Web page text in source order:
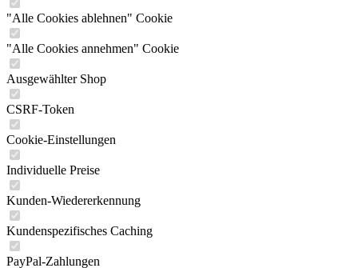
"Alle Cookies ablehnen" Cookie
"Alle Cookies annehmen" Cookie
Ausgewählter Shop
CSRF-Token
Cookie-Einstellungen
Individuelle Preise
Kunden-Wiedererkennung
Kundenspezifisches Caching
PayPal-Zahlungen